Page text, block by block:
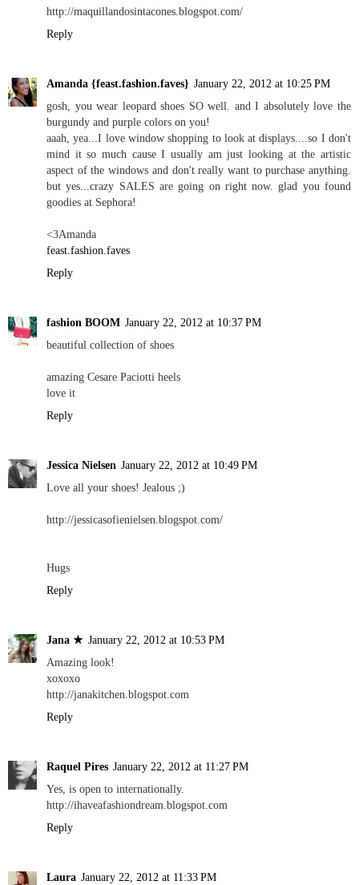
http://maquillandosintacones.blogspot.com/
Reply
Amanda {feast.fashion.faves} January 22, 2012 at 10:25 PM
gosh, you wear leopard shoes SO well. and I absolutely love the
burgundy and purple colors on you!
aaah, yea...I love window shopping to look at displays....so I don't
mind it so much cause I usually am just looking at the artistic
aspect of the windows and don't really want to purchase anything.
but yes...crazy SALES are going on right now. glad you found
goodies at Sephora!
<3Amanda
feast.fashion.faves
Reply
fashion BOOM January 22, 2012 at 10:37 PM
beautiful collection of shoes
amazing Cesare Paciotti heels
love it
Reply
Jessica Nielsen January 22, 2012 at 10:49 PM
Love all your shoes! Jealous ;)
http://jessicasofienielsen.blogspot.com/
Hugs
Reply
Jana ★ January 22, 2012 at 10:53 PM
Amazing look!
xoxoxo
http://janakitchen.blogspot.com
Reply
Raquel Pires January 22, 2012 at 11:27 PM
Yes, is open to internationally.
http://ihaveafashiondream.blogspot.com
Reply
Laura January 22, 2012 at 11:33 PM